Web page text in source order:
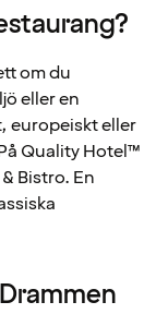
om du
eller en
europeiskt eller
Quality Hotel™
Bistro. En